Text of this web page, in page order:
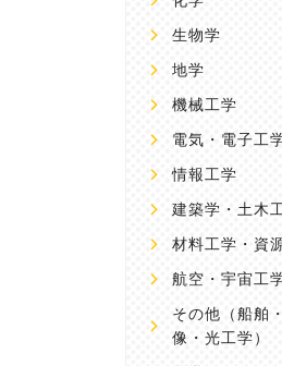
生物学
地学
機械工学
電気・電子工
情報工学
建築学・土木
材料工学・資
航空・宇宙工
その他 （船舶
像・光工学）